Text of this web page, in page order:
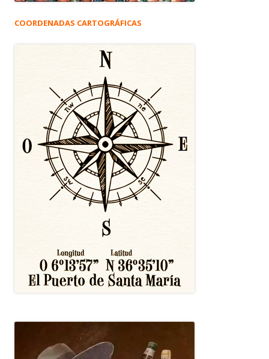
COORDENADAS CARTOGRÁFICAS